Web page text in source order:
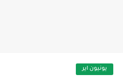
يونيون اير